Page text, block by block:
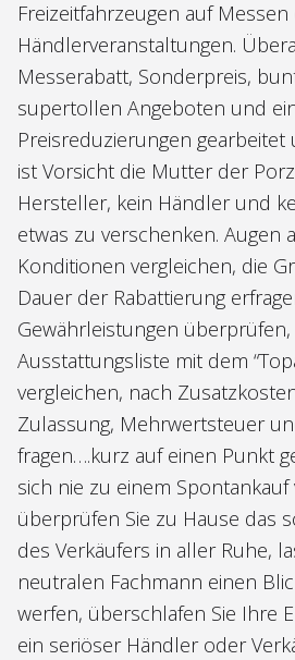
Freizeitfahrzeugen auf
Händlerveranstaltungen.
Messerabatt, Sonderpreis,
supertollen Angeboten und
Preisreduzierungen
ist Vorsicht die Mutter der
Hersteller, kein Händler und
etwas zu verschenken. Augen
Konditionen vergleichen, die
Dauer der Rabattierung
Gewährleistungen
Ausstattungsliste mit dem
vergleichen, nach
Zulassung, Mehrwertsteuer
fragen….kurz auf einen Punkt
sich nie zu einem Spontankauf
überprüfen Sie zu Hause das
des Verkäufers in aller Ruhe,
neutralen Fachmann einen
werfen, überschlafen Sie Ihre
ein seriöser Händler oder